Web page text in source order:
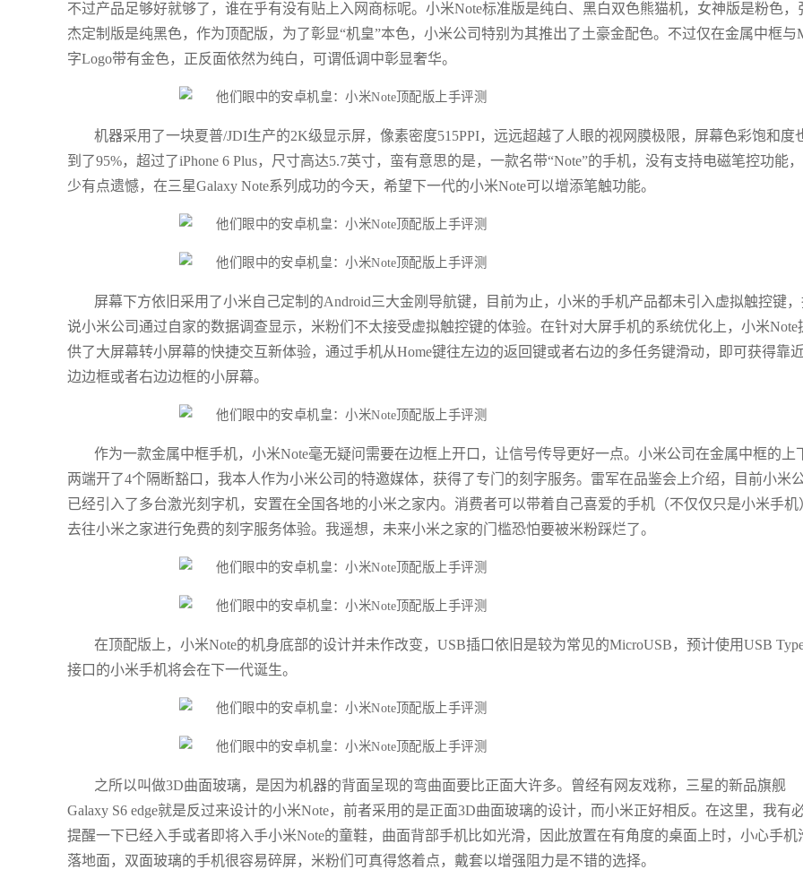
不过产品足够好就够了，谁在乎有没有贴上入网商标呢。小米Note标准版是纯白、黑白双色熊猫机，女神版是粉色，
杰定制版是纯黑色，作为顶配版，为了彰显“机皇”本色，小米公司特别为其推出了土豪金配色。不过仅在金属中框与
字Logo带有金色，正反面依然为纯白，可谓低调中彰显奢华。
机器采用了一块夏普/JDI生产的2K级显示屏，像素密度515PPI，远远超越了人眼的视网膜极限，屏幕色彩饱和度
到了95%，超过了iPhone 6 Plus，尺寸高达5.7英寸，蛮有意思的是，一款名带“Note”的手机，没有支持电磁笔控功能
少有点遗憾，在三星Galaxy Note系列成功的今天，希望下一代的小米Note可以增添笔触功能。
屏幕下方依旧采用了小米自己定制的Android三大金刚导航键，目前为止，小米的手机产品都未引入虚拟触控键
说小米公司通过自家的数据调查显示，米粉们不太接受虚拟触控键的体验。在针对大屏手机的系统优化上，小米Note
供了大屏幕转小屏幕的快捷交互新体验，通过手机从Home键往左边的返回键或者右边的多任务键滑动，即可获得靠
边边框或者右边边框的小屏幕。
作为一款金属中框手机，小米Note毫无疑问需要在边框上开口，让信号传导更好一点。小米公司在金属中框的上
两端开了4个隔断豁口，我本人作为小米公司的特邀媒体，获得了专门的刻字服务。雷军在品鉴会上介绍，目前小米
已经引入了多台激光刻字机，安置在全国各地的小米之家内。消费者可以带着自己喜爱的手机（不仅仅只是小米手机
去往小米之家进行免费的刻字服务体验。我遥想，未来小米之家的门槛恐怕要被米粉踩烂了。
在顶配版上，小米Note的机身底部的设计并未作改变，USB插口依旧是较为常见的MicroUSB，预计使用USB
接口的小米手机将会在下一代诞生。
之所以叫做3D曲面玻璃，是因为机器的背面呈现的弯曲面要比正面大许多。曾经有网友戏称，三星的新品旗舰
Galaxy S6 edge就是反过来设计的小米Note，前者采用的是正面3D曲面玻璃的设计，而小米正好相反。在这里，我有
提醒一下已经入手或者即将入手小米Note的童鞋，曲面背部手机比如光滑，因此放置在有角度的桌面上时，小心手机
落地面，双面玻璃的手机很容易碎屏，米粉们可真得悠着点，戴套以增强阻力是不错的选择。